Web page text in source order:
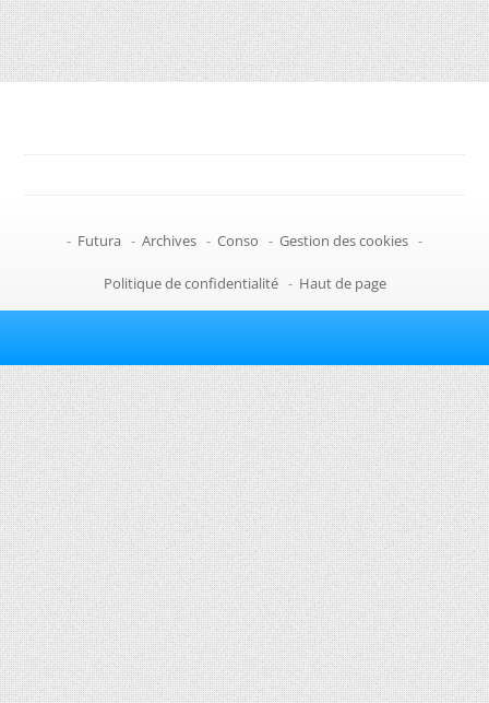
- Futura - Archives - Conso - Gestion des cookies -
Politique de confidentialité - Haut de page